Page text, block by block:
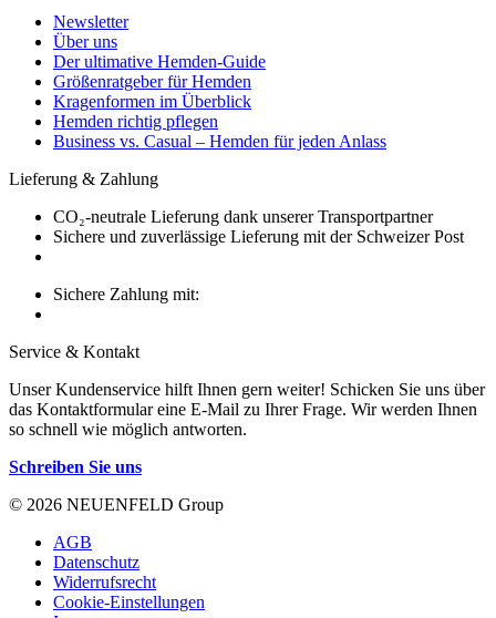
Newsletter
Über uns
Der ultimative Hemden-Guide
Größenratgeber für Hemden
Kragenformen im Überblick
Hemden richtig pflegen
Business vs. Casual – Hemden für jeden Anlass
Lieferung & Zahlung
CO₂-neutrale Lieferung dank unserer Transportpartner
Sichere und zuverlässige Lieferung mit der Schweizer Post
Sichere Zahlung mit:
Service & Kontakt
Unser Kundenservice hilft Ihnen gern weiter! Schicken Sie uns über
das Kontaktformular eine E-Mail zu Ihrer Frage. Wir werden Ihnen
so schnell wie möglich antworten.
Schreiben Sie uns
© 2026 NEUENFELD Group
AGB
Datenschutz
Widerrufsrecht
Cookie-Einstellungen